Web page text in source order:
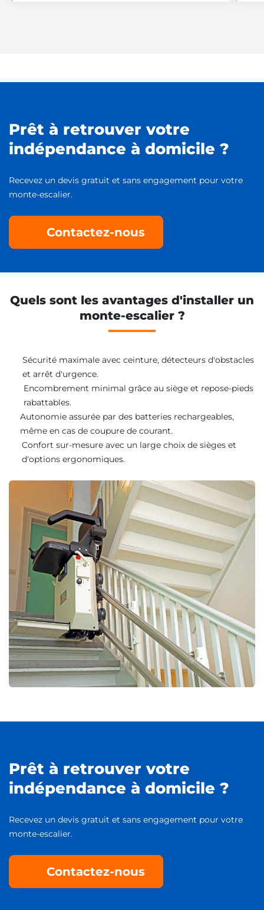
Prêt à retrouver votre
indépendance à domicile ?
Recevez un devis gratuit et sans engagement pour votre
monte-escalier.
Contactez-nous
Quels sont les avantages d'installer un
monte-escalier ?
Sécurité maximale avec ceinture, détecteurs d'obstacles
et arrêt d'urgence.
Encombrement minimal grâce au siège et repose-pieds
rabattables.
Autonomie assurée par des batteries rechargeables,
même en cas de coupure de courant.
Confort sur-mesure avec un large choix de sièges et
d'options ergonomiques.
Prêt à retrouver votre
indépendance à domicile ?
Recevez un devis gratuit et sans engagement pour votre
monte-escalier.
Contactez-nous